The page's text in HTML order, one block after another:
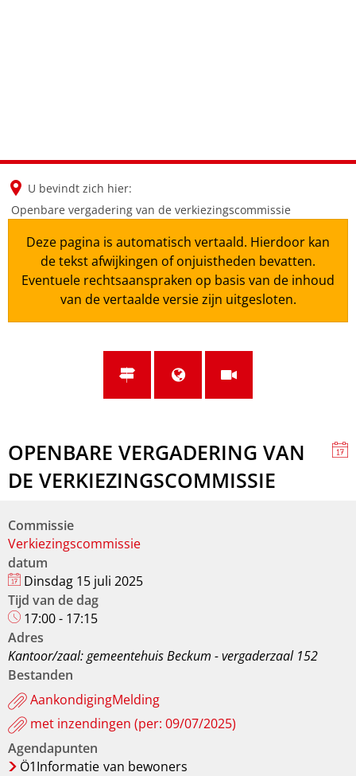
U bevindt zich hier:
Openbare vergadering van de verkiezingscommissie
Deze pagina is automatisch vertaald. Hierdoor kan
de tekst afwijkingen of onjuistheden bevatten.
Eventuele rechtsaanspraken op basis van de inhoud
van de vertaalde versie zijn uitgesloten.
OPENBARE VERGADERING VAN
DE VERKIEZINGSCOMMISSIE
Commissie
Verkiezingscommissie
datum
Dinsdag 15 juli 2025
Tijd van de dag
17:00 - 17:15
Adres
Kantoor/zaal: gemeentehuis Beckum - vergaderzaal 152
Bestanden
AankondigingMelding
met inzendingen (per: 09/07/2025)
Agendapunten
Ö1Informatie van bewoners